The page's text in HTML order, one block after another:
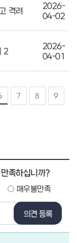
격려
2026-
04-02
2
2026-
04-01
7 8 9
족하십니까?
매우불만족
의견 등록